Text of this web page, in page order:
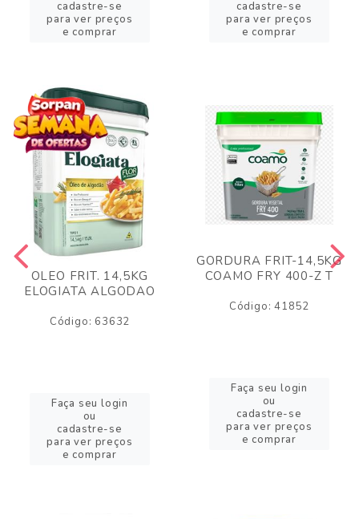
cadastre-se
para ver preços
e comprar
cadastre-se
para ver preços
e comprar
OLEO FRIT. 14,5KG
ELOGIATA ALGODAO
Código: 63632
Faça seu login
ou
cadastre-se
para ver preços
e comprar
GORDURA FRIT-14,5KG
COAMO FRY 400-Z T
Código: 41852
Faça seu login
ou
cadastre-se
para ver preços
e comprar